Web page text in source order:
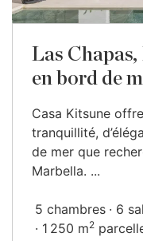
Las
en bord de
Casa Kitsune
tranquillité,
de mer que
Marbella. ...
5 chambres 6
1 250 m2